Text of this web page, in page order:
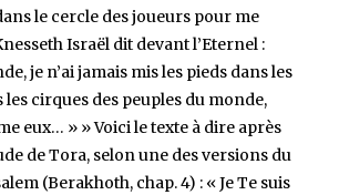
le cercle des joueurs pour me
Israël dit devant l’Eternel :
je n’ai jamais mis les pieds dans les
les cirques des peuples du monde,
eux… » » Voici le texte à dire après
de Tora, selon une des versions du
(Berakhoth, chap. 4) : « Je Te suis